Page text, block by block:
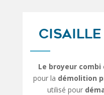
Le broyeur combi
pour la démolition
utilisé pour